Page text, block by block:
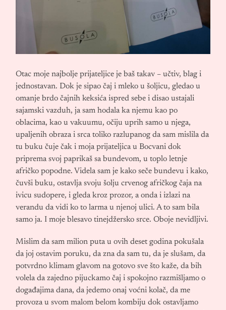
Otac moje najbolje prijateljice je baš takav – učtiv, blag i
jednostavan. Dok je sipao čaj i mleko u šoljicu, gledao u
omanje brdo čajnih keksića ispred sebe i disao ustajali
sajamski vazduh, ja sam hodala ka njemu kao po
oblacima, kao u vakuumu, očiju uprih samo u njega,
upaljenih obraza i srca toliko razlupanog da sam mislila da
tu buku čuje čak i moja prijateljica u Bocvani dok
priprema svoj paprikaš sa bundevom, u toplo letnje
afričko popodne. Videla sam je kako seče bundevu i kako,
čuvši buku, ostavlja svoju šolju crvenog afričkog čaja na
ivicu sudopere, i gleda kroz prozor, a onda i izlazi na
verandu da vidi ko to larma u njenoj ulici. A to sam bila
samo ja. I moje blesavo tinejdžersko srce. Oboje nevidljivi.
Mislim da sam milion puta u ovih deset godina pokušala
da joj ostavim poruku, da zna da sam tu, da je slušam, da
potvrdno klimam glavom na gotovo sve što kaže, da bih
volela da zajedno pijuckamo čaj i spokojno razmišljamo o
događajima dana, da jedemo onaj voćni kolač, da me
provoza u svom malom belom kombiju dok ostavljamo